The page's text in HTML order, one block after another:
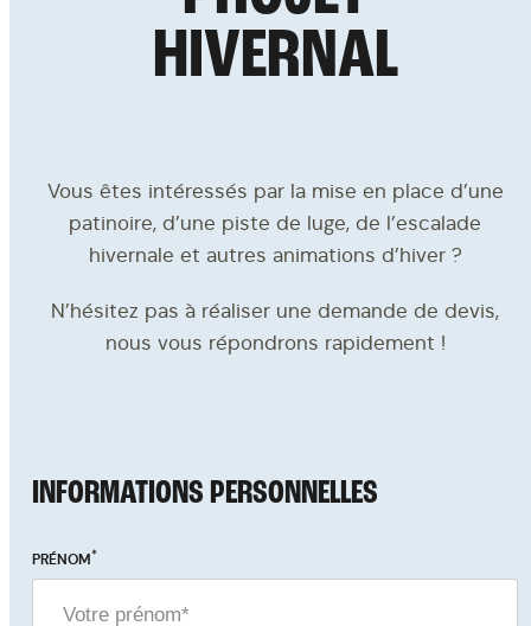
ACCOMPAGNEMENT
À propos
Contact
La FAQ
HIVERNAL
Vous êtes intéressés par la mise en place d’une
patinoire, d’une piste de luge, de l’escalade
hivernale et autres animations d’hiver ?
N’hésitez pas à réaliser une demande de devis,
nous vous répondrons rapidement !
INFORMATIONS PERSONNELLES
PRÉNOM*